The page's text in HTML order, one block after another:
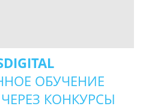
ОБУЧЕНИЕ
КОНКУРСЫ